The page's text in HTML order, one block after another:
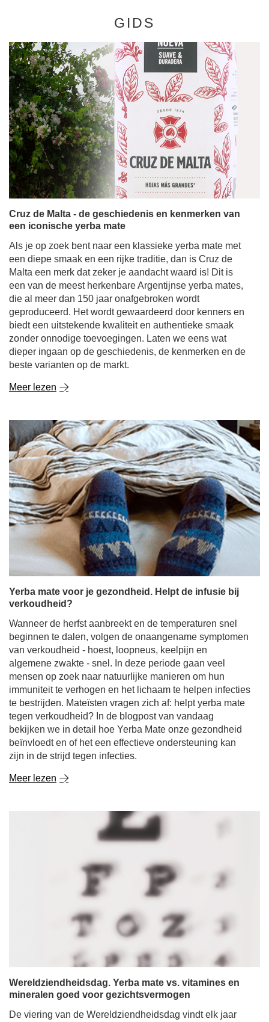
GIDS
Cruz de Malta - de geschiedenis en kenmerken van
een iconische yerba mate
Als je op zoek bent naar een klassieke yerba mate met
een diepe smaak en een rijke traditie, dan is Cruz de
Malta een merk dat zeker je aandacht waard is! Dit is
een van de meest herkenbare Argentijnse yerba mates,
die al meer dan 150 jaar onafgebroken wordt
geproduceerd. Het wordt gewaardeerd door kenners en
biedt een uitstekende kwaliteit en authentieke smaak
zonder onnodige toevoegingen. Laten we eens wat
dieper ingaan op de geschiedenis, de kenmerken en de
beste varianten op de markt.
Meer lezen
Yerba mate voor je gezondheid. Helpt de infusie bij
verkoudheid?
Wanneer de herfst aanbreekt en de temperaturen snel
beginnen te dalen, volgen de onaangename symptomen
van verkoudheid - hoest, loopneus, keelpijn en
algemene zwakte - snel. In deze periode gaan veel
mensen op zoek naar natuurlijke manieren om hun
immuniteit te verhogen en het lichaam te helpen infecties
te bestrijden. Mateïsten vragen zich af: helpt yerba mate
tegen verkoudheid? In de blogpost van vandaag
bekijken we in detail hoe Yerba Mate onze gezondheid
beïnvloedt en of het een effectieve ondersteuning kan
zijn in de strijd tegen infecties.
Meer lezen
Wereldziendheidsdag. Yerba mate vs. vitamines en
mineralen goed voor gezichtsvermogen
De viering van de Wereldziendheidsdag vindt elk jaar